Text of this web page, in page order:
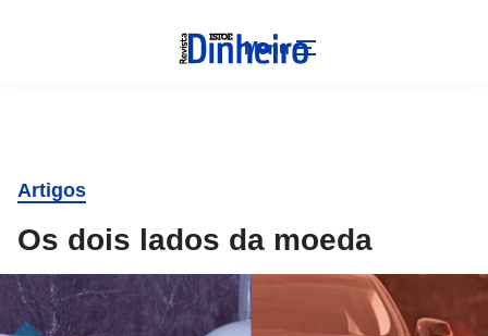
Menu
Artigos
Os dois lados da moeda